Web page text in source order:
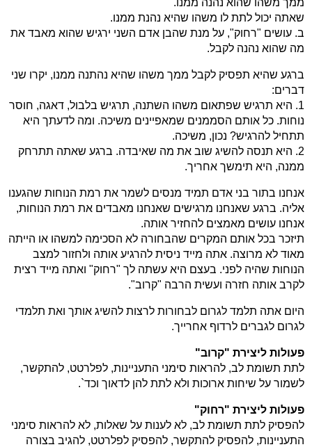
ממך משהו שהוא נהנה ממנו.
שאתה יכול לתת לו משהו שהיא נהנת ממנו.
ב. עושים "רחוק", על מנת שהבן אדם השני ירגיש שהוא מאבד את
מה שהוא נהנה לקבל.
ברגע שהיא תפסיק לקבל ממך משהו שהיא נהתנה ממנו, יקרו שני
דברים:
1. היא תרגיש שפתאום משהו השתנה, תרגיש בלבול, דאגה, חוסר
נוחות. כל אותם הסממנים שמאפיינים משיכה. ומה לדעתך היא
תתחיל להרגיש? נכון, משיכה.
2. היא תנסה להשיג שוב את מה שאיבדה. ברגע שאתה תתרחק
ממנה, היא תימשך אחריך.
אנחנו בתור בני אדם תמיד מנסים לשמר את רמת הנוחות שהגענו
אליה. ברגע שאנחנו מרגישים שאנחנו מאבדים את רמת הנוחות,
אנחנו עושים מאמצים להחזיר אותה.
תיזכר בכל אותם המקרים שהבחורה לא הסכימה למשהו או הייתה
מאוד לא מרוצה. אתה מייד ניסית להרגיע אותה ולחזור למצב
הנוחות שהיה לפני. בעצם היא עשתה לך "רחוק" ואתה מייד רצית
לקרב אותה חזרה ועשית הרבה "קרוב".
היום אתה תלמד לגרום לבחורות לרצות להשיג אותך ואת תלמדי
לגרום לגברים לרדוף אחרייך.
פעולות ליצירת "קרוב"
לתת תשומת לב, להראות סימני התעניינות, לפלרטט, להתקשר,
לשמור על שיחות ארוכות ולא לתת להן לדאוך וכד`.
פעולות ליצירת "רחוק"
להפסיק לתת תשומת לב, לא לענות על שאלות, לא להראות סימני
התעניינות, להפסיק להתקשר, להפסיק לפלרטט, להגיב בצורה